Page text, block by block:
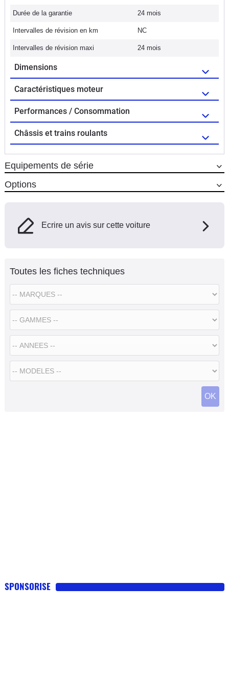
Durée de la garantie 24 mois
Intervalles de révision en km NC
Intervalles de révision maxi 24 mois
Dimensions
Caractéristiques moteur
Performances / Consommation
Châssis et trains roulants
Equipements de série
Options
Ecrire un avis sur cette voiture
Toutes les fiches techniques
SPONSORISE